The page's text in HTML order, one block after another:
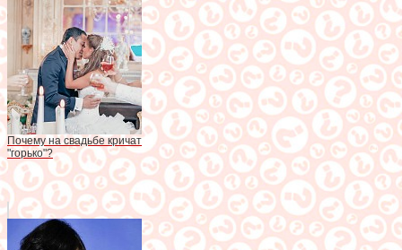
Почему на свадьбе кричат
"горько"?